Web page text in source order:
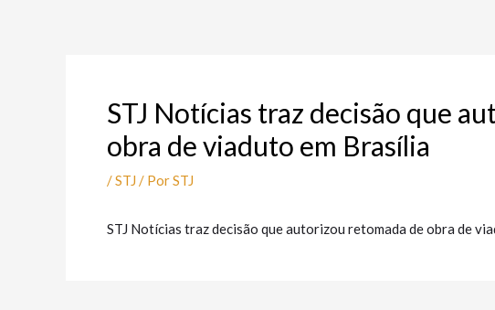
STJ Notícias traz decisão que
obra de viaduto em Brasília
/STJ / PorSTJ
STJ Notícias traz decisão que autorizou retomada de obra de